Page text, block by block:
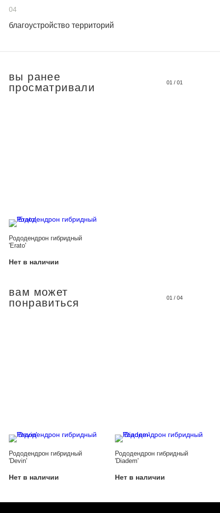
04
благоустройство территорий
вы ранее
просматривали
01 / 01
Рододендрон гибридный
'Erato'
Нет в наличии
вам может
понравиться
01 / 04
Рододендрон гибридный
'Devin'
Нет в наличии
Рододендрон гибридный
'Diadem'
Нет в наличии